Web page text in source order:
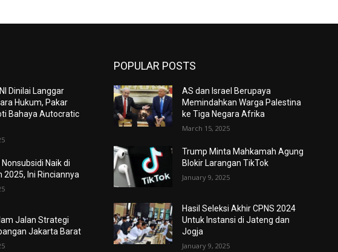
Dinilai Langgar
Hukum, Pakar
Bahaya Autocratic
Naik di
2025, Ini Rinciannya
Jalan Strategi
Jakarta Barat
POPULAR POSTS
AS dan Israel Berupaya
Memindahkan Warga Palestina
ke Tiga Negara Afrika
March 15, 2025
Trump Minta Mahkamah Agung
Blokir Larangan TikTok
January 9, 2025
Hasil Seleksi Akhir CPNS 2024
Untuk Instansi di Jateng dan
Jogja
January 9, 2025